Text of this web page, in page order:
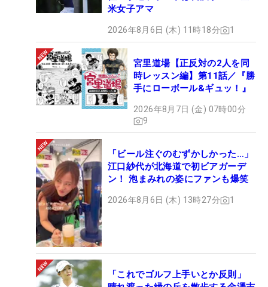
米女子アマ
2026年8月6日 (木) 11時18分 1
宮里道場【正反対の2人を同
時レッスン編】第11話／『勝
手にローボール&ギュッ！』
2026年8月7日 (金) 07時00分
9
「ビール注ぐのむずかしかった…」
江口紗代が北海道で初ビアガーデ
ン！ 泡まみれの姿にファンも爆笑
2026年8月6日 (木) 13時27分 1
「これでゴルフ上手いとか反則」